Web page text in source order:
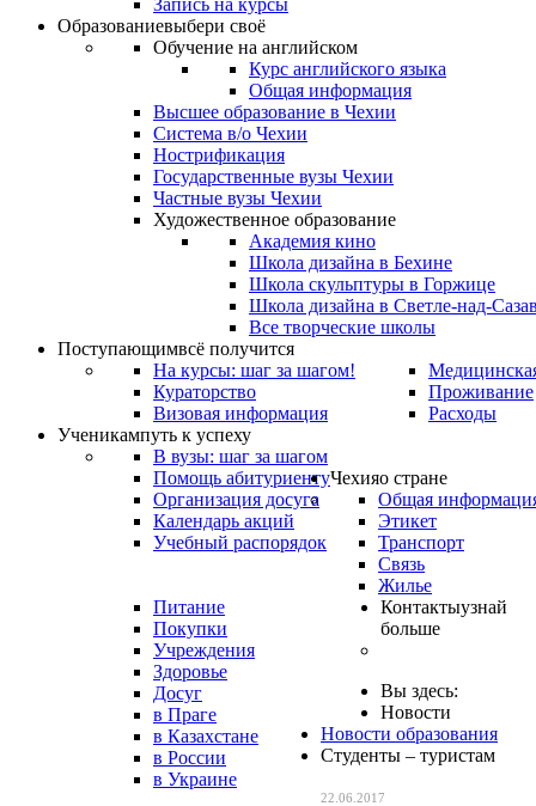
Запись на курсы
Образованиевыбери своё
Обучение на английском
Курс английского языка
Общая информация
Высшее образование в Чехии
Система в/о Чехии
Нострификация
Государственные вузы Чехии
Частные вузы Чехии
Художественное образование
Академия кино
Школа дизайна в Бехине
Школа скульптуры в Горжице
Школа дизайна в Светле-над-
Все творческие школы
Поступающимвсё получится
На курсы: шаг за шагом!
Кураторство
Визовая информация
Проживание
Расходы
Ученикампуть к успеху
В вузы: шаг за шагом
Помощь абитуриенту
Организация досуга
Календарь акций
Учебный распорядок
Чехияо стране
Общая
Этикет
Транспорт
Связь
Жилье
Питание
Покупки
Учреждения
Здоровье
Досуг
Контактыузнай
больше
в Праге
в Казахстане
в России
в Украине
Вы здесь:
Новости
Новости образования
Студенты – туристам
22.06.2017